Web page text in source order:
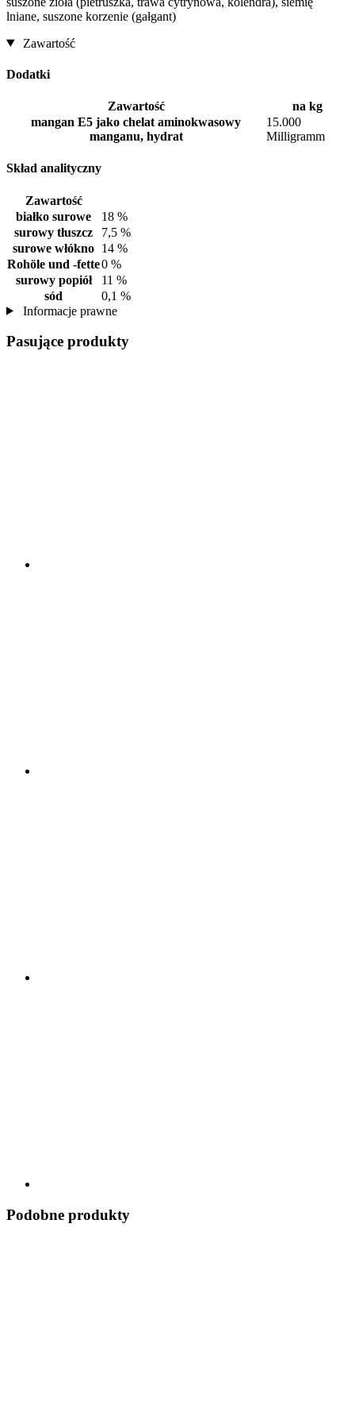
lniane, suszone korzenie (gałgant)
Zawartość
Dodatki
Zawartość
na kg
mangan E5 jako chelat aminokwasowy
manganu, hydrat
15.000
Milligramm
Skład analityczny
Zawartość
białko surowe
18 %
surowy tłuszcz
7,5 %
surowe włókno 14 %
Rohöle und -fette0 %
surowy popiół
11 %
sód
0,1 %
Informacje prawne
Pasujące produkty
Podobne produkty